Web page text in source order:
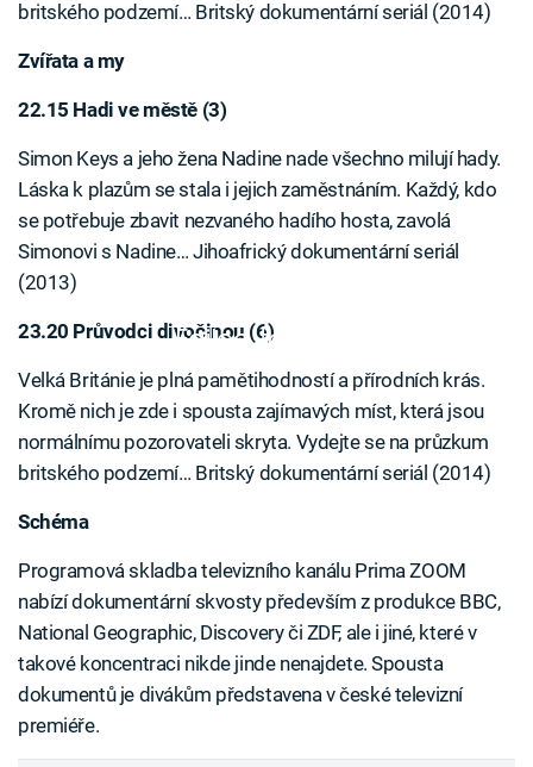
britského podzemí… Britský dokumentární seriál (2014)
Zvířata a my
22.15 Hadi ve městě (3)
Simon Keys a jeho žena Nadine nade všechno milují hady.
Láska k plazům se stala i jejich zaměstnáním. Každý, kdo
se potřebuje zbavit nezvaného hadího hosta, zavolá
Simonovi s Nadine… Jihoafrický dokumentární seriál
(2013)
Failed to fetch
23.20 Průvodci divočinou (6)
Velká Británie je plná pamětihodností a přírodních krás.
Kromě nich je zde i spousta zajímavých míst, která jsou
normálnímu pozorovateli skryta. Vydejte se na průzkum
britského podzemí… Britský dokumentární seriál (2014)
Schéma
Programová skladba televizního kanálu Prima ZOOM
nabízí dokumentární skvosty především z produkce BBC,
National Geographic, Discovery či ZDF, ale i jiné, které v
takové koncentraci nikde jinde nenajdete. Spousta
dokumentů je divákům představena v české televizní
premiéře.